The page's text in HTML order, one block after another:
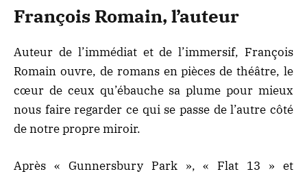
François Romain, l’auteur
Auteur de l’immédiat et de l’immersif, François
Romain ouvre, de romans en pièces de théâtre, le
cœur de ceux qu’ébauche sa plume pour mieux
nous faire regarder ce qui se passe de l’autre côté
de notre propre miroir.
Après « Gunnersbury Park », « Flat 13 » et